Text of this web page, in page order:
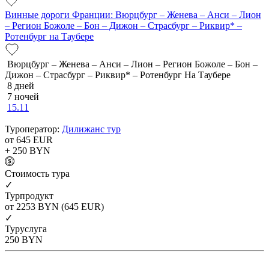
Винные дороги Франции: Вюрцбург – Женева – Анси – Лион
– Регион Божоле – Бон – Дижон – Страсбург – Риквир* –
Ротенбург на Таубере
Вюрцбург – Женева – Анси – Лион – Регион Божоле – Бон –
Дижон – Страсбург – Риквир* – Ротенбург На Таубере
8 дней
7 ночей
15.11
Туроператор: Дилижанс тур
от 645 EUR
+ 250 BYN
Cтоимость тура
✓
Турпродукт
от 2253 BYN (645 EUR)
✓
Туруслуга
250 BYN